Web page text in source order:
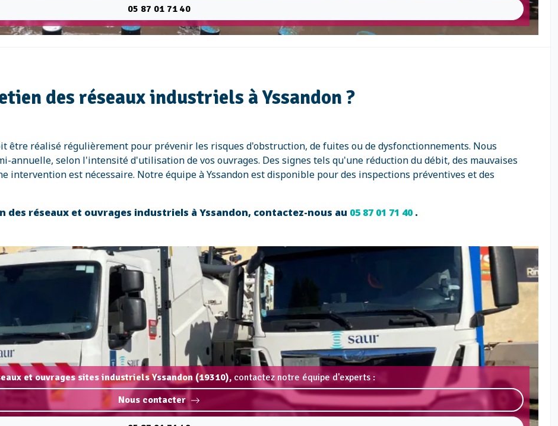
05 87 01 71 40
des réseaux industriels à Yssandon ?
être réalisé régulièrement pour prévenir les risques d'obstruction, de fuites ou de dysfonctionnements. Nous
annuelle, selon l'intensité d'utilisation de vos ouvrages. Des signes tels qu'une réduction du débit, des mauvaises
intervention est nécessaire. Notre équipe à Yssandon est disponible pour des inspections préventives et des
réseaux et ouvrages industriels à Yssandon, contactez-nous au 05 87 01 71 40.
et ouvrages sites industriels Yssandon (19310), contactez notre équipe d'experts :
Nous contacter